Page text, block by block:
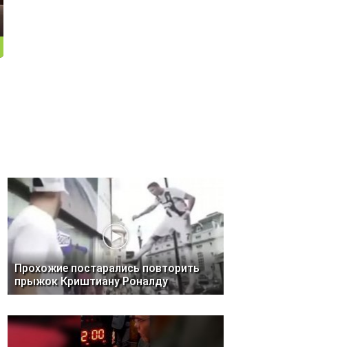
Прохожие постарались повторить
прыжок Криштиану Роналду